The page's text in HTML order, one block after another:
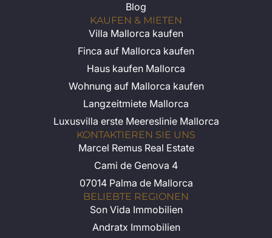
Blog
KAUFEN & MIETEN
Villa Mallorca kaufen
Finca auf Mallorca kaufen
Haus kaufen Mallorca
Wohnung auf Mallorca kaufen
Langzeitmiete Mallorca
Luxusvilla erste Meereslinie Mallorca
KONTAKTIEREN SIE UNS
Marcel Remus Real Estate
Cami de Genova 4
07014 Palma de Mallorca
BELIEBTE REGIONEN
Son Vida Immobilien
Andratx Immobilien